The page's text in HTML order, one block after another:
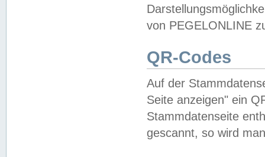
von PEGELONLINE
QR-Codes
Auf der
Seite anzeigen" ein
Stammdatenseite
gescannt, so wird